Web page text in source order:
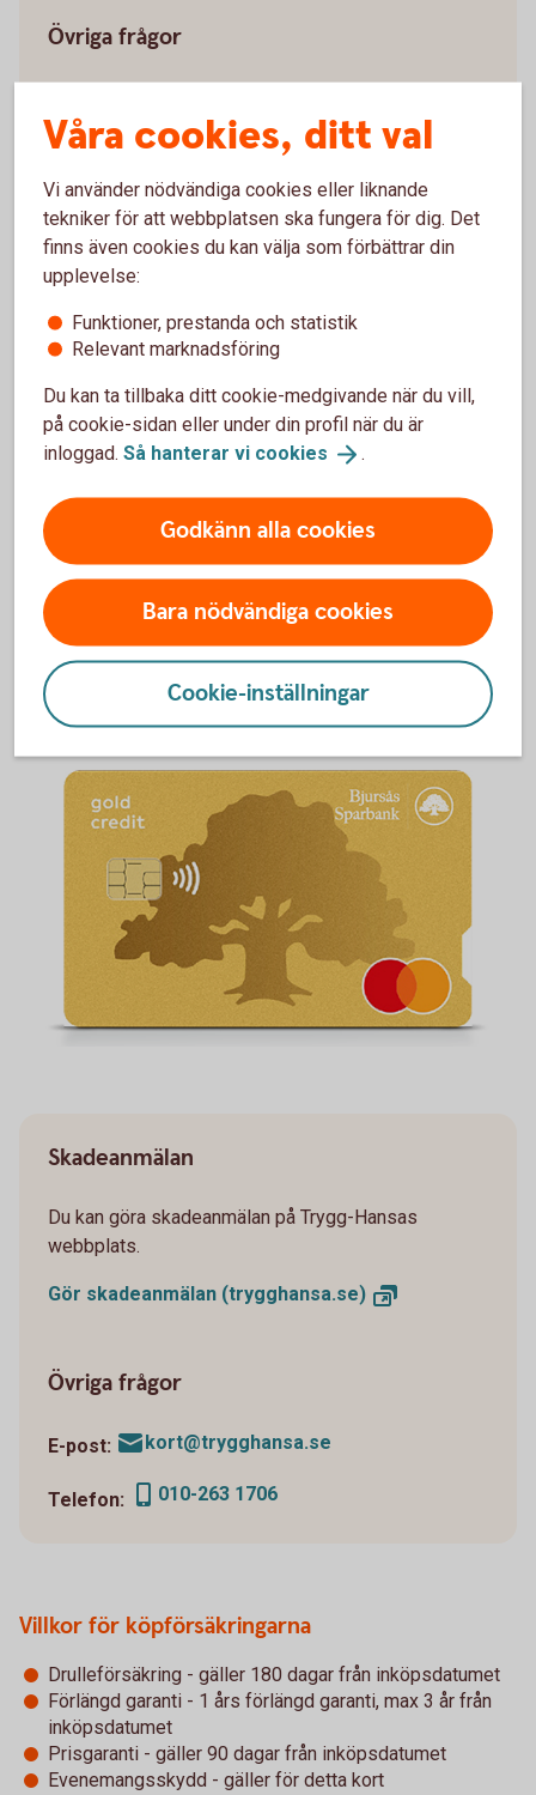
Övriga frågor
Telefon: 010-263 1706
Villkor för köpförsäkringarna
Drulleförsäkring - gäller 90 dagar från inköpsdatumet
Förlängd garanti - 1 års förlängd garanti, max 3 år från
Prisgaranti - gäller 90 dagar från inköpsdatumet
Försäkringsvillkor betal- och kreditkort Mastercard
(trygghansa.se)
Mastercard Guld
Skadeanmälan
Du kan göra skadeanmälan på Trygg-Hansas
webbplats.
Gör skadeanmälan (trygghansa.se)
Övriga frågor
E-post: kort@trygghansa.se
Telefon: 010-263 1706
Villkor för köpförsäkringarna
Drulleförsäkring - gäller 180 dagar från inköpsdatumet
Förlängd garanti - 1 års förlängd garanti, max 3 år från
inköpsdatumet
Prisgaranti - gäller 90 dagar från inköpsdatumet
Evenemangsskydd - gäller för detta kort
Våra cookies, ditt val
Vi använder nödvändiga cookies eller liknande
tekniker för att webbplatsen ska fungera för dig. Det
finns även cookies du kan välja som förbättrar din
upplevelse:
Funktioner, prestanda och statistik
Relevant marknadsföring
Du kan ta tillbaka ditt cookie-medgivande när du vill,
på cookie-sidan eller under din profil när du är
inloggad. Så hanterar vi cookies .
Godkänn alla cookies
Bara nödvändiga cookies
Cookie-inställningar